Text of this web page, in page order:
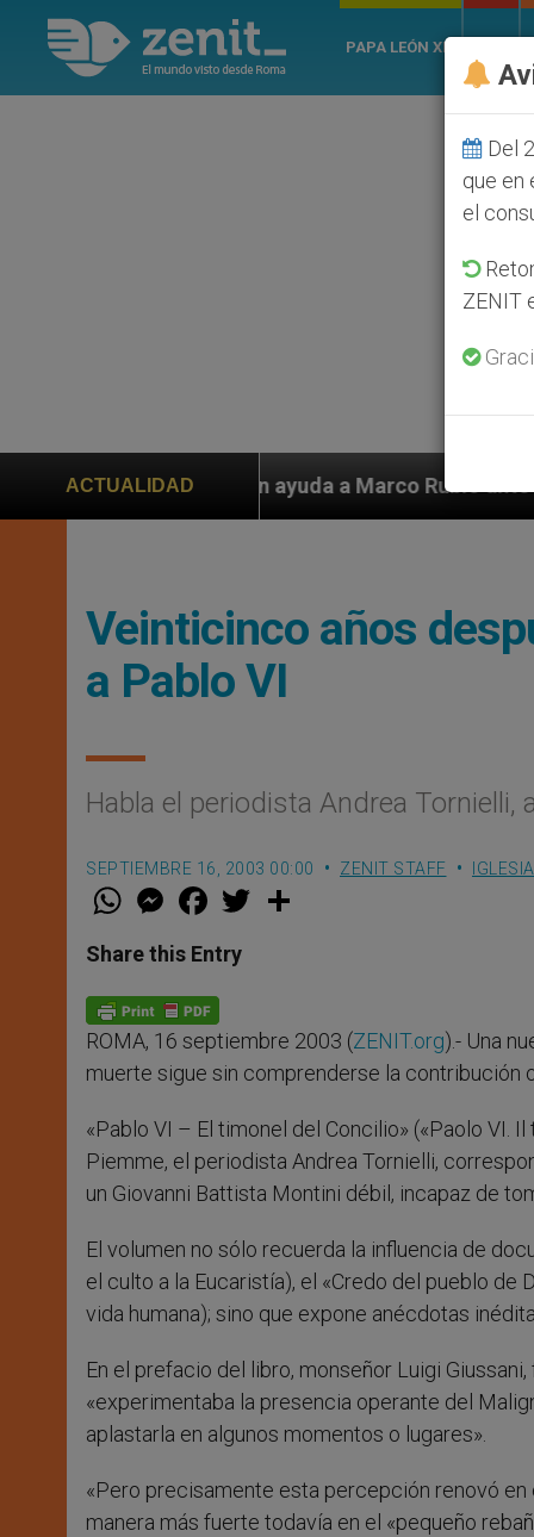
PAPA LEÓN XIV
ACTUALIDAD
ayuda a Marco Rubio ante persecución de
Veinticinco años
a Pablo VI
Habla el periodista Andrea Tornielli,
SEPTIEMBRE 16, 2003 00:00 ZENIT STAFF
W
t
s
p
p
M
e
s
e
g
e
r
F
a
e
b
o
k
w
Share this Entry
ROMA, 16 septiembre 2003 (ZENIT.org).- Una
muerte sigue sin comprenderse la contribución
«Pablo VI – El timonel del Concilio» («Paolo VI.
Piemme, el periodista Andrea Tornielli,
un Giovanni Battista Montini débil, incapaz de
El volumen no sólo recuerda la influencia de
el culto a la Eucaristía), el «Credo del pueblo de
vida humana); sino que expone anécdotas
En el prefacio del libro, monseñor Luigi
«experimentaba la presencia operante del
aplastarla en algunos momentos o lugares».
«Pero precisamente esta percepción renovó
manera más fuerte todavía en el «pequeño
Del
que en
el
ZENIT